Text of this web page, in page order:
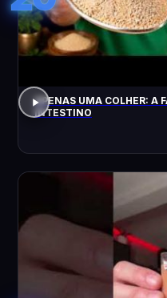
APENAS UMA COLHER: A
INTESTINO